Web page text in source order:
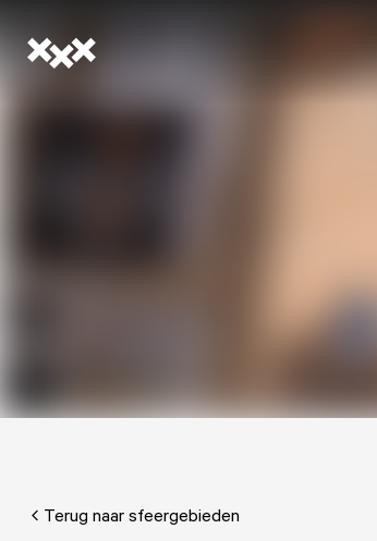
Terug naar sfeergebieden